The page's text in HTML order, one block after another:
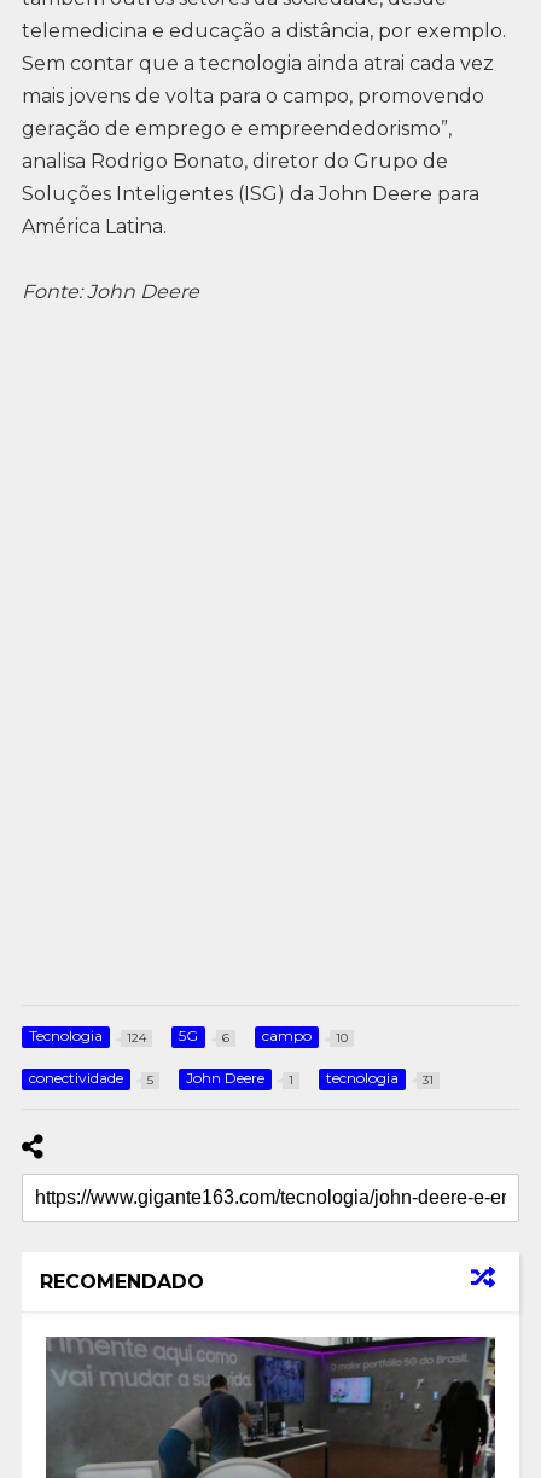
telemedicina e educação a distância, por exemplo.
Sem contar que a tecnologia ainda atrai cada vez
mais jovens de volta para o campo, promovendo
geração de emprego e empreendedorismo”,
analisa Rodrigo Bonato, diretor do Grupo de
Soluções Inteligentes (ISG) da John Deere para
América Latina.
Fonte: John Deere
Tecnologia 124 5G 6 campo 10
conectividade 5 John Deere 1 tecnologia 31
RECOMENDADO